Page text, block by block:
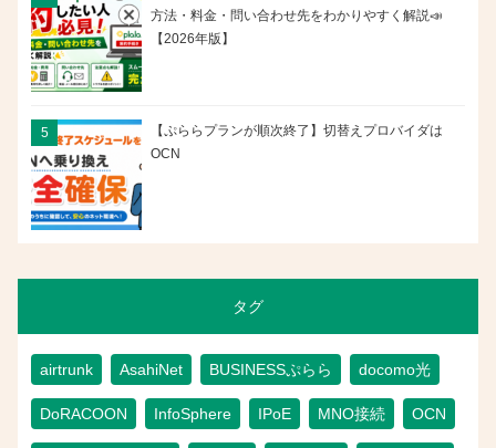
方法・料金・問い合わせ先をわかりやすく解説📣
【2026年版】
【ぷららプランが順次終了】切替えプロバイダは
OCN
タグ
airtrunk AsahiNet BUSINESSぷらら docomo光
DoRACOON InfoSphere IPoE MNO接続 OCN